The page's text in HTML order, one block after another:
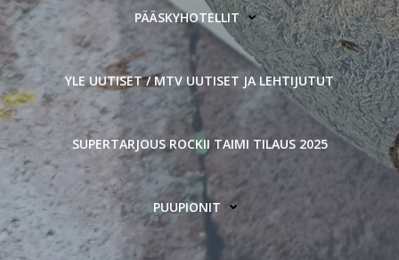
PÄÄSKYHOTELLIT
YLE UUTISET / MTV UUTISET JA LEHTIJUTUT
SUPERTARJOUS ROCKII TAIMI TILAUS 2025
PUUPIONIT